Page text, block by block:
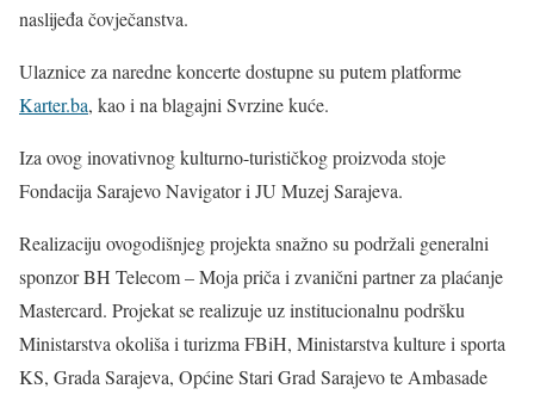
naslijeđa čovječanstva.
Ulaznice za naredne koncerte dostupne su putem platforme
Karter.ba, kao i na blagajni Svrzine kuće.
Iza ovog inovativnog kulturno-turističkog proizvoda stoje
Fondacija Sarajevo Navigator i JU Muzej Sarajeva.
Realizaciju ovogodišnjeg projekta snažno su podržali generalni
sponzor BH Telecom – Moja priča i zvanični partner za plaćanje
Mastercard. Projekat se realizuje uz institucionalnu podršku
Ministarstva okoliša i turizma FBiH, Ministarstva kulture i sporta
KS, Grada Sarajeva, Općine Stari Grad Sarajevo te Ambasade